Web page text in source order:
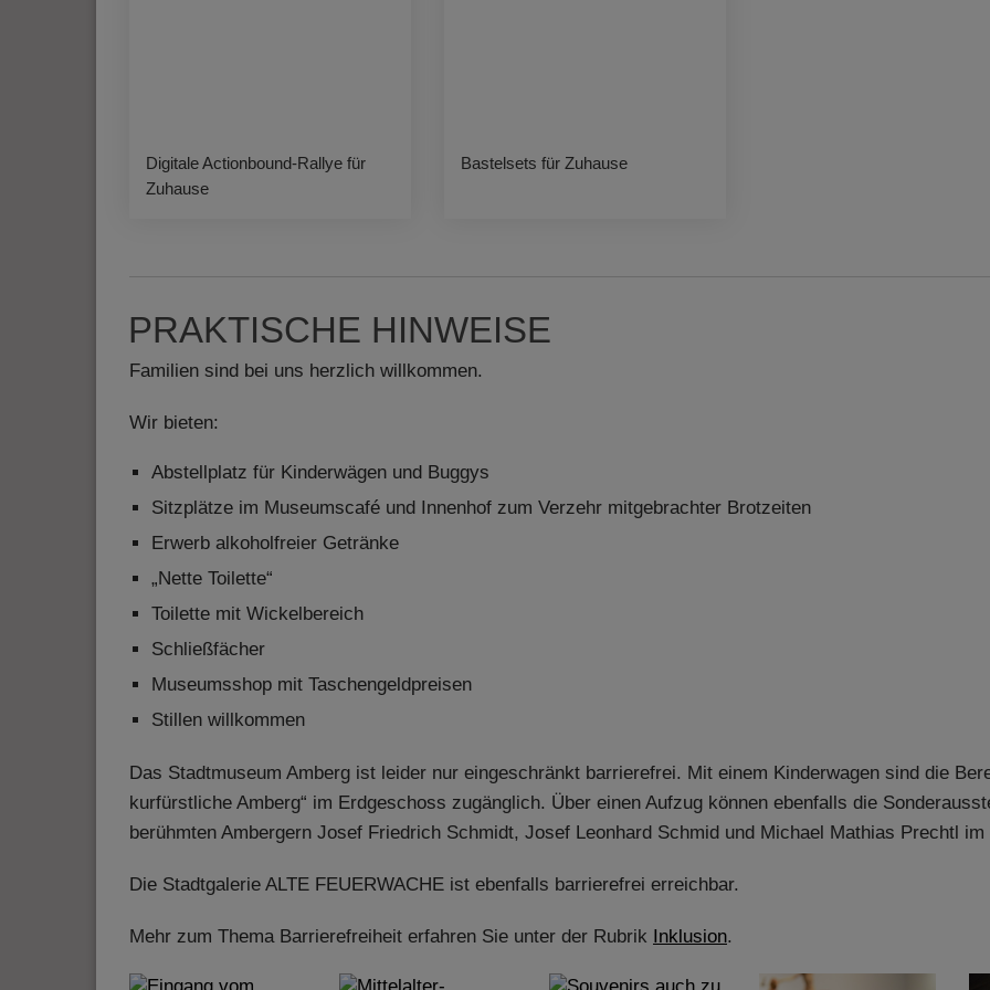
Digitale Actionbound-Rallye für
Zuhause
Bastelsets für Zuhause
PRAKTISCHE HINWEISE
Familien sind bei uns herzlich willkommen.
Wir bieten:
Abstellplatz für Kinderwägen und Buggys
Sitzplätze im Museumscafé und Innenhof zum Verzehr mitgebrachter Brotzeiten
Erwerb alkoholfreier Getränke
„Nette Toilette“
Toilette mit Wickelbereich
Schließfächer
Museumsshop mit Taschengeldpreisen
Stillen willkommen
Das Stadtmuseum Amberg ist leider nur eingeschränkt barrierefrei. Mit einem Kinderwagen sind die
kurfürstliche Amberg“ im Erdgeschoss zugänglich. Über einen Aufzug können ebenfalls die
berühmten Ambergern Josef Friedrich Schmidt, Josef Leonhard Schmid und Michael Mathias Prechtl
Die Stadtgalerie ALTE FEUERWACHE ist ebenfalls barrierefrei erreichbar.
Mehr zum Thema Barrierefreiheit erfahren Sie unter der Rubrik Inklusion.